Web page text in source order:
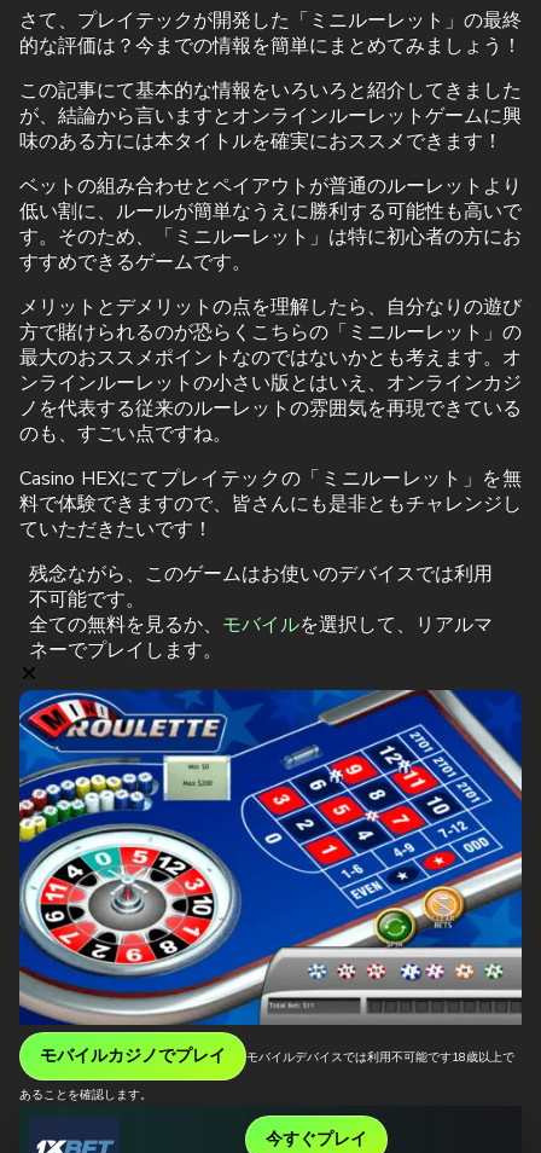
さて、プレイテックが開発した「ミニルーレット」の最終
的な評価は？今までの情報を簡単にまとめてみましょう！
この記事にて基本的な情報をいろいろと紹介してきました
が、結論から言いますとオンラインルーレットゲームに興
味のある方には本タイトルを確実におススメできます！
ベットの組み合わせとペイアウトが普通のルーレットより
低い割に、ルールが簡単なうえに勝利する可能性も高いで
す。そのため、「ミニルーレット」は特に初心者の方にお
すすめできるゲームです。
メリットとデメリットの点を理解したら、自分なりの遊び
方で賭けられるのが恐らくこちらの「ミニルーレット」の
最大のおススメポイントなのではないかとも考えます。オ
ンラインルーレットの小さい版とはいえ、オンラインカジ
ノを代表する従来のルーレットの雰囲気を再現できている
のも、すごい点ですね。
Casino HEXにてプレイテックの「ミニルーレット」を無
料で体験できますので、皆さんにも是非ともチャレンジし
ていただきたいです！
残念ながら、このゲームはお使いのデバイスでは利用
不可能です。
全ての無料を見るか、 モバイルを選択して、リアルマ
ネーでプレイします。
モバイルカジノでプレイ モバイルデバイスでは利用不可能です18歳以上で
あることを確認します。
今すぐプレイ